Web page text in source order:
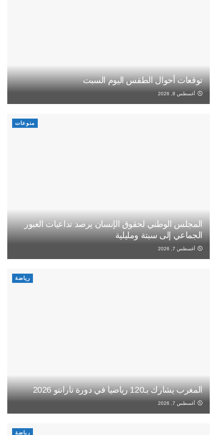
توقعات أحوال الطقس اليوم السبت
أغسطس 8, 2026
منوعات
المجلس الوطني لحقوق الإنسان يرصد تداعيات العبور
الجماعي إلى سبتة ومليلية
أغسطس 7, 2026
رياضة
المغرب يشارك بـ120 رياضيا في دورة تارانتو 2026
أغسطس 7, 2026
رياضة